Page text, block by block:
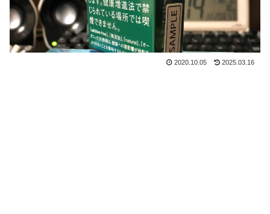
2020.10.05 2025.03.16